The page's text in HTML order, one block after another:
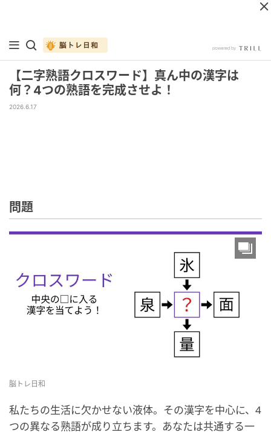
【二字熟語クロスワード】真ん中の漢字は
何？4つの熟語を完成させよ！
2026.6.17
問題
脳トレ日和
私たちの生活に欠かせない液体。その漢字を中心に、4
つの異なる熟語が成り立ちます。あなたは共通する一